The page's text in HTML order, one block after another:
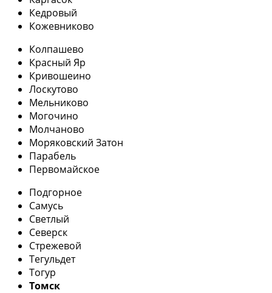
Кедровый
Кожевниково
Колпашево
Красный Яр
Кривошеино
Лоскутово
Мельниково
Могочино
Молчаново
Моряковский Затон
Парабель
Первомайское
Подгорное
Самусь
Светлый
Северск
Стрежевой
Тегульдет
Тогур
Томск